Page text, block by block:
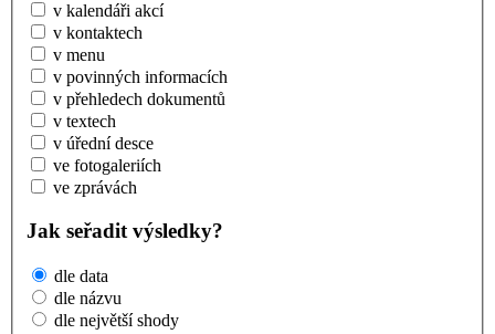
v kalendáři akcí
v kontaktech
v menu
v povinných informacích
v přehledech dokumentů
v textech
v úřední desce
ve fotogaleriích
ve zprávách
Jak seřadit výsledky?
dle data
dle názvu
dle největší shody